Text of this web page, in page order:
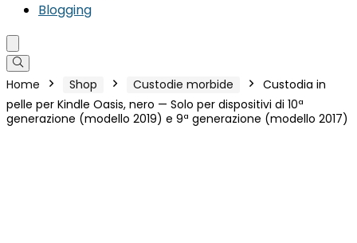
Blogging
Home Shop Custodie morbide
Custodia in
pelle per Kindle Oasis, nero — Solo per dispositivi di 10ª
generazione (modello 2019) e 9ª generazione (modello 2017)